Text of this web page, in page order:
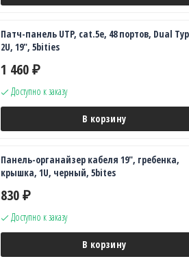
Патч-панель UTP, cat.5e, 48 портов, Dual
2U, 19", 5bities
1 460 ₽
Доступно к заказу
В корзину
Панель-органайзер кабеля 19", гребенка,
крышка, 1U, черный, 5bites
830 ₽
Доступно к заказу
В корзину